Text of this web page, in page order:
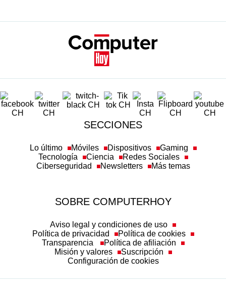
SECCIONES
Lo último Móviles Dispositivos
Gaming
Tecnología
Ciencia
Redes Sociales
Ciberseguridad
Newsletters Más temas
SOBRE COMPUTERHOY
Aviso legal y condiciones de uso
Política de privacidad
Política de cookies
Transparencia
Política de afiliación
Misión y valores
Suscripción
Configuración de cookies